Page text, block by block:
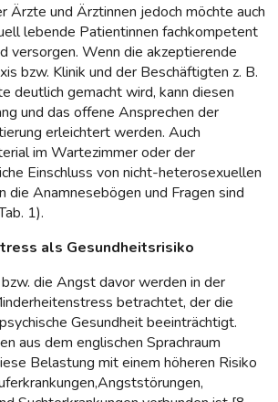
Ärzte und Ärztinnen jedoch möchte auch
lebende Patientinnen fachkompetent
versorgen. Wenn die akzeptierende
bzw. Klinik und der Beschäftigten z. B.
deutlich gemacht wird, kann diesen
und das offene Ansprechen der
erleichtert werden. Auch
im Wartezimmer oder der
Einschluss von nicht-heterosexuellen
die Anamnesebögen und Fragen sind
1).
als Gesundheitsrisiko
die Angst davor werden in der
betrachtet, der die
Gesundheit beeinträchtigt.
aus dem englischen Sprachraum
Belastung mit einem höheren Risiko